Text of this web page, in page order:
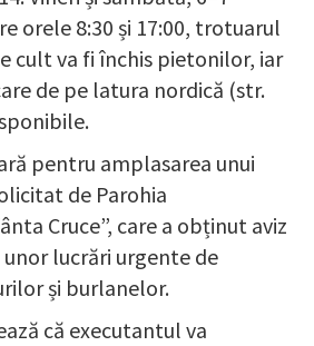
orele 8:30 și 17:00, trotuarul
cult va fi închis pietonilor, iar
de pe latura nordică (str.
pentru amplasarea unui
de Parohia
Cruce”, care a obținut aviz
lucrări urgente de
și burlanelor.
că executantul va